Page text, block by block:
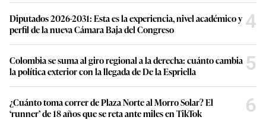
Diputados 2026-2031: Esta es la experiencia, nivel académico y
perfil de la nueva Cámara Baja del Congreso
4
Colombia se suma al giro regional a la derecha: cuánto cambia
la política exterior con la llegada de De la Espriella
5
¿Cuánto toma correr de Plaza Norte al Morro Solar? El
‘runner’ de 18 años que se reta ante miles en TikTok
6